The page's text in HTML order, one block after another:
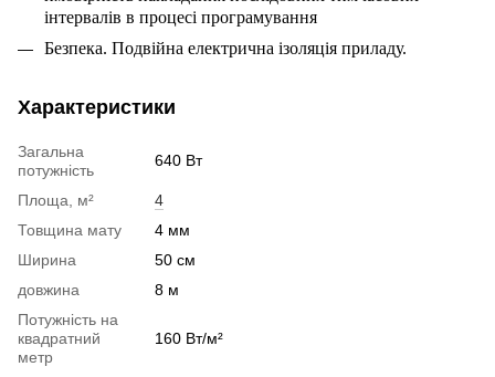
інтервалів в процесі програмування
Безпека. Подвійна електрична ізоляція приладу.
Характеристики
Загальна
потужність
640 Вт
Площа, м²
4
Товщина мату
4 мм
Ширина
50 см
довжина
8 м
Потужність на
квадратний
метр
160 Вт/м²